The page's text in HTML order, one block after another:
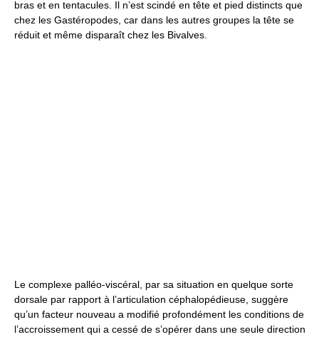
bras et en tentacules. Il n’est scindé en tête et pied distincts que
chez les Gastéropodes, car dans les autres groupes la tête se
réduit et même disparaît chez les Bivalves.
Le complexe palléo-viscéral, par sa situation en quelque sorte
dorsale par rapport à l’articulation céphalopédieuse, suggère
qu’un facteur nouveau a modifié profondément les conditions de
l’accroissement qui a cessé de s’opérer dans une seule direction